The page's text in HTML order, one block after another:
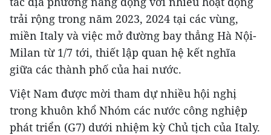
trải rộng trong năm 2023, 2024 tại các vùng,
miền Italy và việc mở đường bay thẳng Hà Nội-
Milan từ 1/7 tới, thiết lập quan hệ kết nghĩa
giữa các thành phố của hai nước.
Việt Nam được mời tham dự nhiều hội nghị
trong khuôn khổ Nhóm các nước công nghiệp
phát triển (G7) dưới nhiệm kỳ Chủ tịch của Italy.